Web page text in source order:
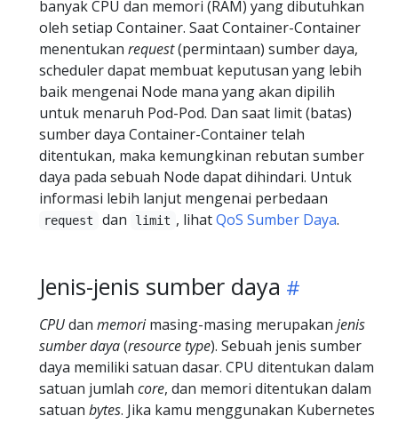
banyak CPU dan memori (RAM) yang dibutuhkan
oleh setiap Container. Saat Container-Container
menentukan request(permintaan) sumber daya,
scheduler dapat membuat keputusan yang lebih
baik mengenai Node mana yang akan dipilih
untuk menaruh Pod-Pod. Dan saat limit (batas)
sumber daya Container-Container telah
ditentukan, maka kemungkinan rebutan sumber
daya pada sebuah Node dapat dihindari. Untuk
informasi lebih lanjut mengenai perbedaan
request dan limit , lihatQoS Sumber Daya.
Jenis-jenis sumber daya
CPUdan memorimasing-masing merupakan jenis
sumber daya(resource type). Sebuah jenis sumber
daya memiliki satuan dasar. CPU ditentukan dalam
satuan jumlah core, dan memori ditentukan dalam
satuan bytes. Jika kamu menggunakan Kubernetes